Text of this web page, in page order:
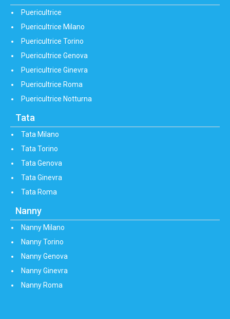
Puericultrice
Puericultrice Milano
Puericultrice Torino
Puericultrice Genova
Puericultrice Ginevra
Puericultrice Roma
Puericultrice Notturna
Tata
Tata Milano
Tata Torino
Tata Genova
Tata Ginevra
Tata Roma
Nanny
Nanny Milano
Nanny Torino
Nanny Genova
Nanny Ginevra
Nanny Roma